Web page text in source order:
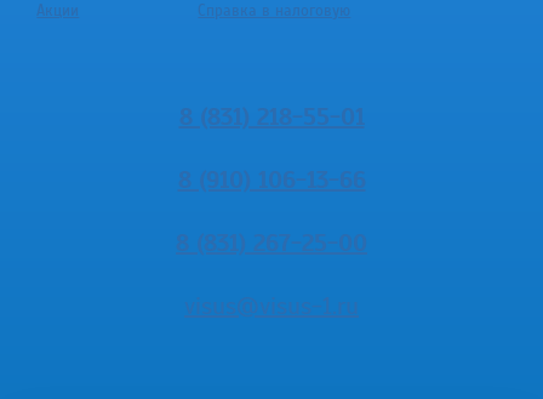
Акции
Справка в налоговую
8 (831) 218-55-01
8 (910) 106-13-66
8 (831) 267-25-00
visus@visus-1.ru